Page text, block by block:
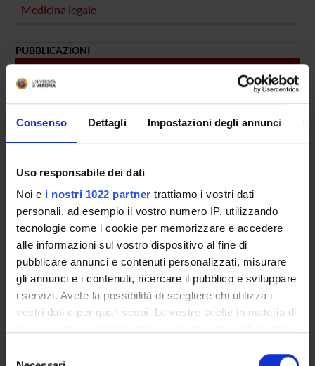
Consenso Dettagli Impostazioni degli annunci
Uso responsabile dei dati
Noi e i nostri 1022 partner trattiamo i vostri dati
personali, ad esempio il vostro numero IP, utilizzando
tecnologie come i cookie per memorizzare e accedere
alle informazioni sul vostro dispositivo al fine di
pubblicare annunci e contenuti personalizzati, misurare
gli annunci e i contenuti, ricercare il pubblico e sviluppare
i servizi. Avete la possibilità di scegliere chi utilizza i
vostri dati e per quali scopi. Le vostre scelte in materia di
modificare o revocare il proprio consenso in qualsiasi
Medicina legale
PUBBLICAZIONI
Carbohydrate-deficient transferrin (CDT): Analytical and
Carbohydrate-Deficient Transferrin (CDT). Guidelines for
ATTIVITÀ
AREE DI RICERCA
GRUPPI DI RICERCA
SEZIONI